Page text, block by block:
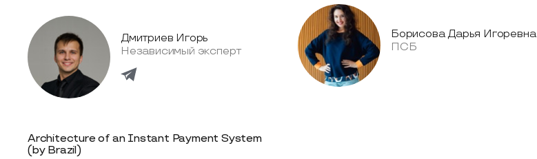
Дмитриев Игорь
Независимый эксперт
Борисова Дарья Игоревна
ПСБ
Architecture of an Instant Payment System
(by Brazil)